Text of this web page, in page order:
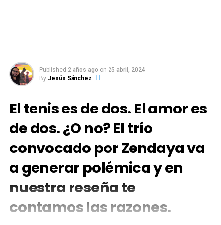
Published 2 años ago on 25 abril, 2024
By Jesús Sánchez
El tenis es de dos. El amor es
de dos. ¿O no? El trío
convocado por Zendaya va
a generar polémica y en
nuestra reseña te
contamos las razones.